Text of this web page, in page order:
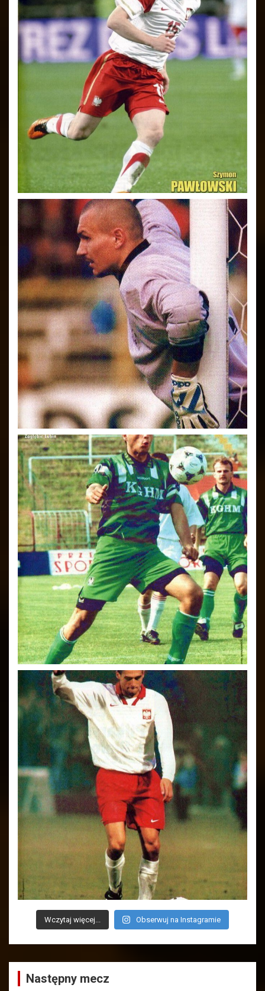
Wczytaj więcej... Obserwuj na Instagramie
Następny mecz